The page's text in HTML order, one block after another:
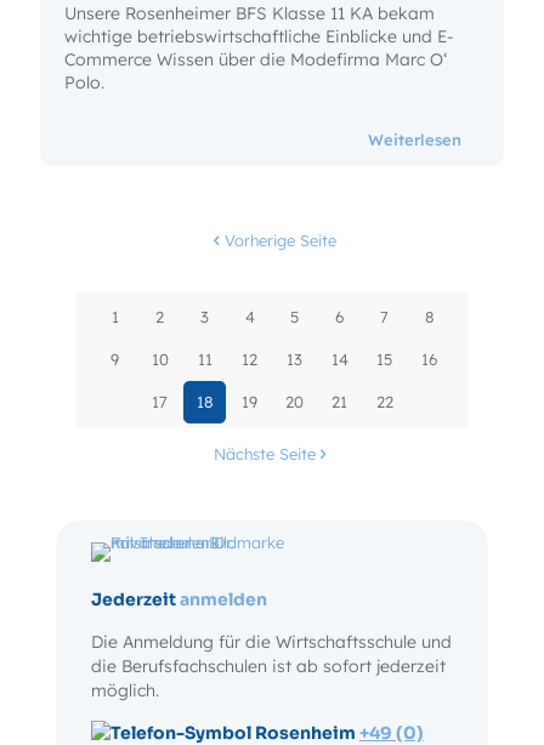
Unsere Rosenheimer BFS Klasse 11 KA bekam
wichtige betriebswirtschaftliche Einblicke und E-
Commerce Wissen über die Modefirma Marc O‘
Polo.
Weiterlesen
Vorherige Seite
1 2 3 4 5 6 7 8
9 10 11 12 13 14 15 16
17 18 19 20 21 22
Nächste Seite
Jederzeitanmelden
Die Anmeldung für die Wirtschaftsschule und
die Berufsfachschulen ist ab sofort jederzeit
möglich.
Rosenheim +49 (0)